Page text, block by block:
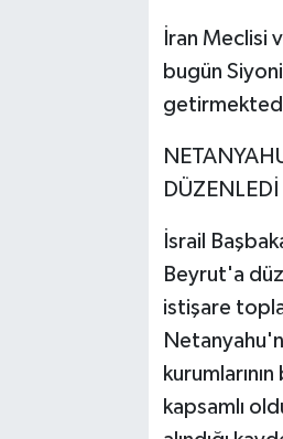
İran Meclisi
bugün
DÜZENLEDİ
İsrail
Beyrut'a
istişare
kapsamlı